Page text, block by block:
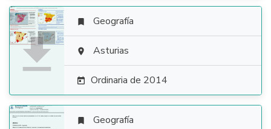

 Geografía
 Asturias
 Ordinaria de 2014
 Geografía